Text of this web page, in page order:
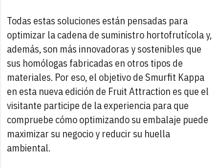
Todas estas soluciones están pensadas para
optimizar la cadena de suministro hortofrutícola y,
además, son más innovadoras y sostenibles que
sus homólogas fabricadas en otros tipos de
materiales. Por eso, el objetivo de Smurfit Kappa
en esta nueva edición de Fruit Attraction es que el
visitante participe de la experiencia para que
compruebe cómo optimizando su embalaje puede
maximizar su negocio y reducir su huella
ambiental.